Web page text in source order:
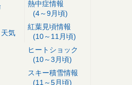
気
熱中症情報
(4～9月頃)
紅葉見頃情報
(10～11月頃)
ヒートショック
(10～3月頃)
スキー積雪情報
(11～5月頃)